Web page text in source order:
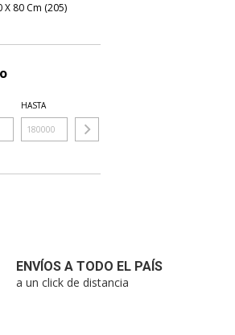
X 80 Cm (205)
HASTA
ENVÍOS A TODO EL PAÍS
a un click de distancia